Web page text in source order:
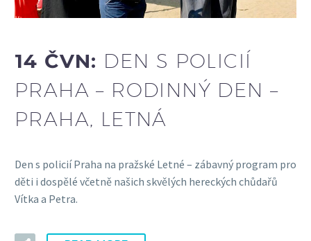
14 ČVN: DEN S POLICIÍ
PRAHA – RODINNÝ DEN –
PRAHA, LETNÁ
Den s policií Praha na pražské Letné – zábavný program pro
děti i dospělé včetně našich skvělých hereckých chůdařů
Vítka a Petra.